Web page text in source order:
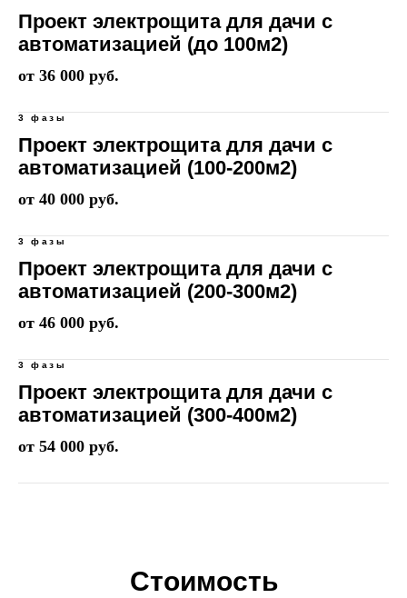
Проект электрощита для дачи с
автоматизацией (до 100м2)
от 36 000 руб.
3 фазы
Проект электрощита для дачи с
автоматизацией (100-200м2)
от 40 000 руб.
3 фазы
Проект электрощита для дачи с
автоматизацией (200-300м2)
от 46 000 руб.
3 фазы
Проект электрощита для дачи с
автоматизацией (300-400м2)
от 54 000 руб.
Стоимость